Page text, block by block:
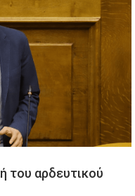
του αρδευτικού